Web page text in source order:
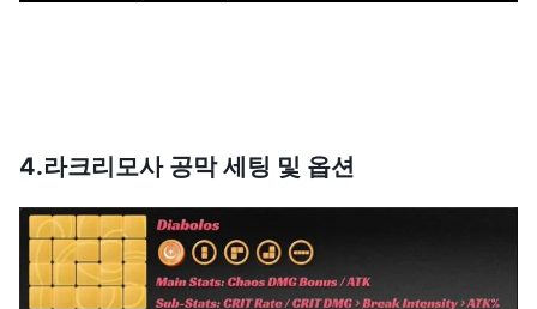
4.라크리모사 공막 세팅 및 옵션